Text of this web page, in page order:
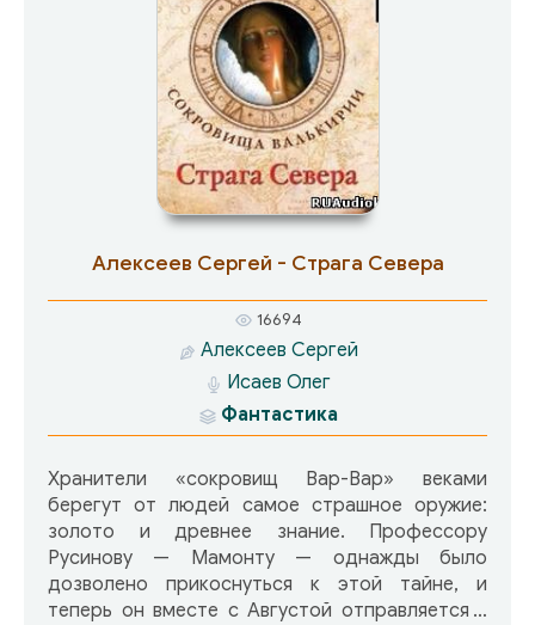
Алексеев Сергей - Страга Севера
16694
Алексеев Сергей
Исаев Олег
Фантастика
Хранители «сокровищ Вар-Вар» веками
берегут от людей самое страшное оружие:
золото и древнее знание. Профессору
Русинову — Мамонту — однажды было
дозволено прикоснуться к этой тайне, и
теперь он вместе с Августой отправляется в